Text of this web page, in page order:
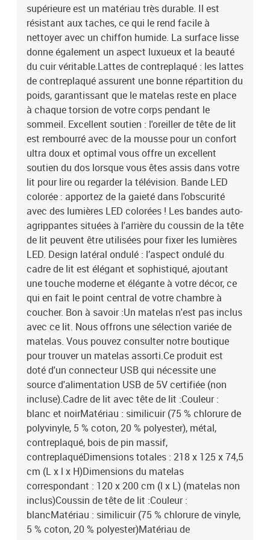
cmIndice IP : IP65Avec symbole de coupe à ciseauxNom de la
gamme : VianaAssemblage requis : ouiLa livraison contient :1 x
Cadre de lit avec tête de lit1 x coussin de tête de lit2 x bande à LED
supérieure est un matériau très durable. Il est
résistant aux taches, ce qui le rend facile à
nettoyer avec un chiffon humide. La surface lisse
donne également un aspect luxueux et la beauté
du cuir véritable.Lattes de contreplaqué : les lattes
de contreplaqué assurent une bonne répartition du
poids, garantissant que le matelas reste en place
à chaque torsion de votre corps pendant le
sommeil. Excellent soutien : l'oreiller de tête de lit
est rembourré avec de la mousse pour un confort
ultra doux et optimal vous offre un excellent
soutien du dos lorsque vous êtes assis dans votre
lit pour lire ou regarder la télévision. Bande LED
colorée : apportez de la gaieté dans l'obscurité
avec des lumières LED colorées ! Les bandes auto-
agrippantes situées à l'arrière du coussin de la tête
de lit peuvent être utilisées pour fixer les lumières
LED. Design latéral ondulé : l’aspect ondulé du
cadre de lit est élégant et sophistiqué, ajoutant
une touche moderne et élégante à votre décor, ce
qui en fait le point central de votre chambre à
coucher. Bon à savoir :Un matelas n'est pas inclus
avec ce lit. Nous offrons une sélection variée de
matelas. Vous pouvez consulter notre boutique
pour trouver un matelas assorti.Ce produit est
doté d'un connecteur USB qui nécessite une
source d'alimentation USB de 5V certifiée (non
incluse).Cadre de lit avec tête de lit :Couleur :
blanc et noirMatériau : similicuir (75 % chlorure de
polyvinyle, 5 % coton, 20 % polyester), métal,
contreplaqué, bois de pin massif,
contreplaquéDimensions totales : 218 x 125 x 74,5
cm (L x l x H)Dimensions du matelas
correspondant : 120 x 200 cm (l x L) (matelas non
inclus)Coussin de tête de lit :Couleur :
blancMatériau : similicuir (75 % chlorure de vinyle,
5 % coton, 20 % polyester)Matériau de